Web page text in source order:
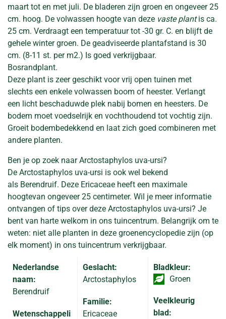
maart tot en met juli. De bladeren zijn groen en ongeveer 25
cm. hoog. De volwassen hoogte van deze vaste plantis ca.
25 cm. Verdraagt een temperatuur tot -30 gr. C. en blijft de
gehele winter groen. De geadviseerde plantafstand is 30
cm. (8-11 st. per m2.) Is goed verkrijgbaar.
Bosrandplant.
Deze plant is zeer geschikt voor vrij open tuinen met
slechts een enkele volwassen boom of heester. Verlangt
een licht beschaduwde plek nabij bomen en heesters. De
bodem moet voedselrijk en vochthoudend tot vochtig zijn.
Groeit bodembedekkend en laat zich goed combineren met
andere planten.
Ben je op zoek naar Arctostaphylos uva-ursi?
De Arctostaphylos uva-ursi is ook wel bekend
als Berendruif. Deze Ericaceae heeft een maximale
hoogtevan ongeveer 25 centimeter. Wil je meer informatie
ontvangen of tips over deze Arctostaphylos uva-ursi? Je
bent van harte welkom in ons tuincentrum. Belangrijk om te
weten: niet alle planten in deze groenencyclopedie zijn (op
elk moment) in ons tuincentrum verkrijgbaar.
Nederlandse
naam:
Berendruif
Wetenschappeli
Geslacht:
Arctostaphylos
Familie:
Ericaceae
Bladkleur:
Groen
Veelkleurig
blad: